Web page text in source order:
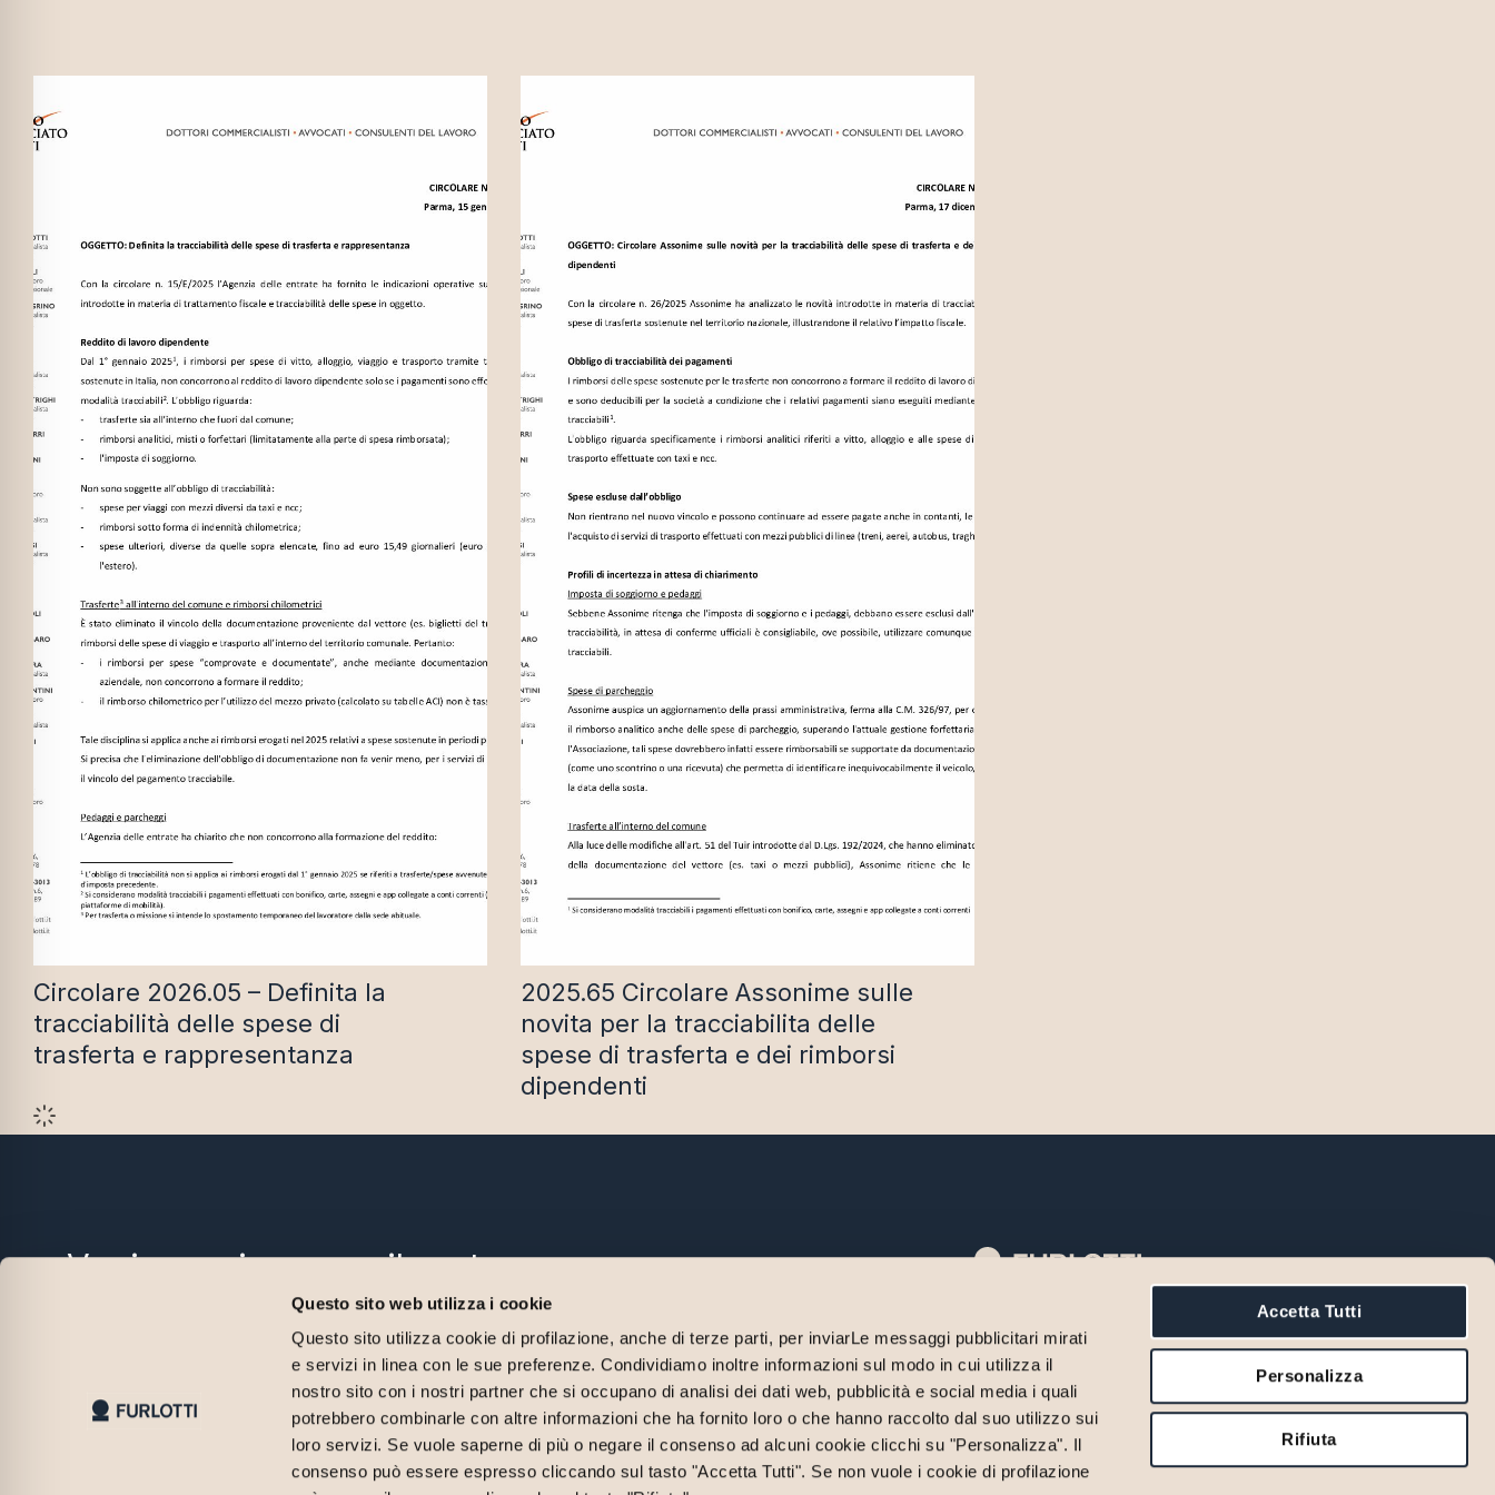
Questo sito web utilizza i cookie
Questo sito utilizza cookie di profilazione, anche di terze parti, per inviarLe messaggi pubblicitari mirati
e servizi in linea con le sue preferenze. Condividiamo inoltre informazioni sul modo in cui utilizza il
nostro sito con i nostri partner che si occupano di analisi dei dati web, pubblicità e social media i quali
potrebbero combinarle con altre informazioni che ha fornito loro o che hanno raccolto dal suo utilizzo sui
loro servizi. Se vuole saperne di più o negare il consenso ad alcuni cookie clicchi su "Personalizza". Il
consenso può essere espresso cliccando sul tasto "Accetta Tutti". Se non vuole i cookie di profilazione
Accetta Tutti
Personalizza
Rifiuta
Circolare 2026.05 – Definita la
tracciabilità delle spese di
trasferta e rappresentanza
2025.65 Circolare Assonime sulle
novita per la tracciabilita delle
spese di trasferta e dei rimborsi
dipendenti
Vuoi scoprire come il nostro
metodo può fare la differenza?
Contattaci per un incontro iniziale di prima consulenza:
insieme individueremo le soluzioni più adatte alla tua impresa.
STUDIOASSOCIATOFURLOTTI@LEGALMAIL.IT
0521 237578
STRADELLO MARCHE 6/A
43123 PARMA
PRIVACY POLICY